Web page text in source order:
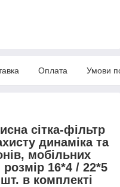
Оплата Умови
сітка-фільтр
динаміка та
мобільних
16*4 / 22*5
в комплекті